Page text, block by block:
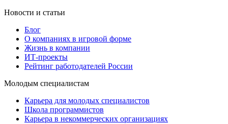
Новости и статьи
Блог
О компаниях в игровой форме
Жизнь в компании
ИТ-проекты
Рейтинг работодателей России
Молодым специалистам
Карьера для молодых специалистов
Школа программистов
Карьера в некоммерческих организациях